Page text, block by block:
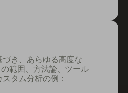
づき、あらゆる高度な
範囲、方法論、ツール
タム分析の例：